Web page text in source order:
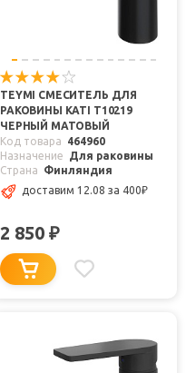
TEYMI СМЕСИТЕЛЬ ДЛЯ
РАКОВИНЫ KATI T10219
ЧЕРНЫЙ МАТОВЫЙ
Код товара
464960
Назначение
Для раковины
Страна
Финляндия
доставим 12.08 за 400₽
2 850 ₽